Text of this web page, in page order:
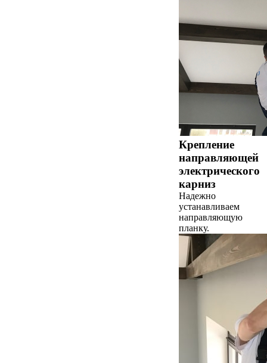
Крепление
направляющей
электрического
карниз
Надежно
устанавливаем
направляющую
планку.